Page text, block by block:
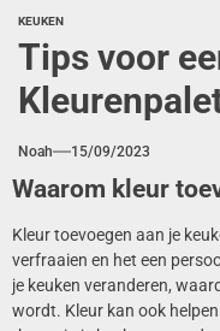
KEUKEN
Tips voor
Noah 15/09/2023
Waarom kleur
Kleur toevoegen aan je
verfraaien en het een
je keuken veranderen,
wordt. Kleur kan ook